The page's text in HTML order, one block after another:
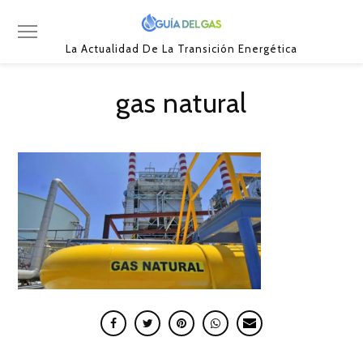
La Actualidad De La Transición Energética
gas natural